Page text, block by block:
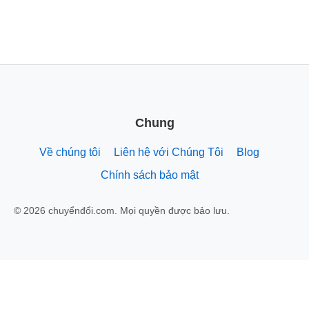
Chung
Về chúng tôi Liên hệ với Chúng Tôi
Blog
Chính sách bảo mật
© 2026 chuyểnđổi.com. Mọi quyền được bảo lưu.